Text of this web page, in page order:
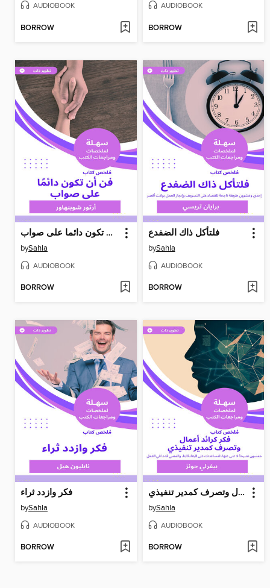
AUDIOBOOK
BORROW
AUDIOBOOK
BORROW
فن أن تكون دائما على صواب
bySahla
AUDIOBOOK
BORROW
فلتأكل ذاك الضفدع
bySahla
AUDIOBOOK
BORROW
فكر وازدد ثراء
bySahla
AUDIOBOOK
BORROW
فكر كرائد أعمال وتصرف كمدير تنفيذي
bySahla
AUDIOBOOK
BORROW